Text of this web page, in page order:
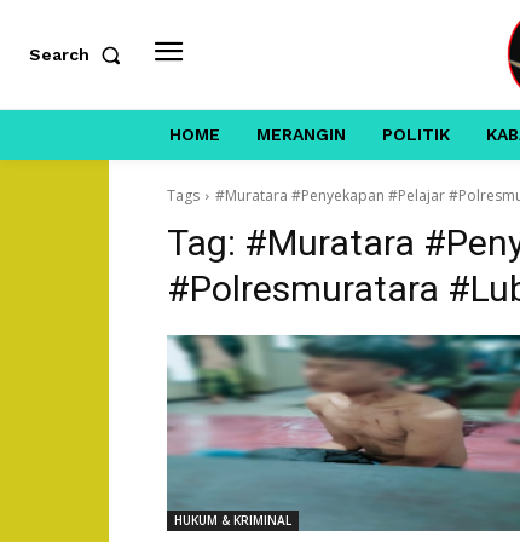
Search
HOME MERANGIN POLITIK
Tags #Muratara #Penyekapan #Pelajar
Tag: #Muratara
#Polresmuratara
HUKUM & KRIMINAL